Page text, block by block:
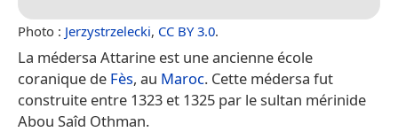
Photo : Jerzystrzelecki, CC BY 3.0.
La médersa Attarine est une ancienne école
coranique de Fès, au Maroc. Cette médersa fut
construite entre 1323 et 1325 par le sultan mérinide
Abou Saîd Othman.